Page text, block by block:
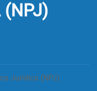
(NPJ)
Jurídica (NPJ)